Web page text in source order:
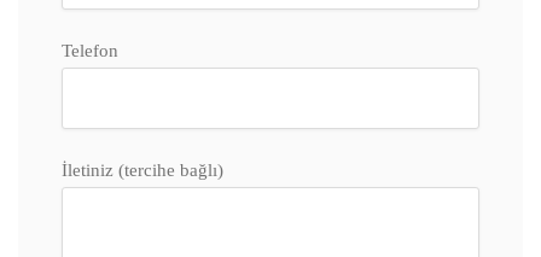
Telefon
İletiniz (tercihe bağlı)